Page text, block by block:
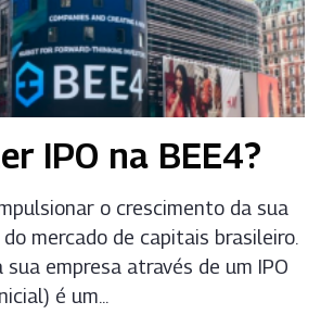
IPO na BEE4?
o crescimento da sua
mercado de capitais brasileiro.
empresa através de um IPO
é um...